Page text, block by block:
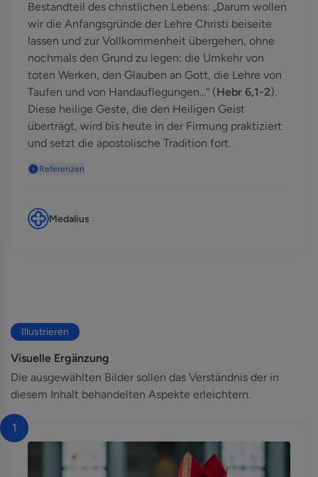
Bestandteil des christlichen Lebens: „Darum wollen
wir die Anfangsgründe der Lehre Christi beiseite
lassen und zur Vollkommenheit übergehen, ohne
nochmals den Grund zu legen: die Umkehr von
toten Werken, den Glauben an Gott, die Lehre von
Taufen und von Handauflegungen...“ (Hebr 6,1-2).
Diese heilige Geste, die den Heiligen Geist
überträgt, wird bis heute in der Firmung praktiziert
und setzt die apostolische Tradition fort.
Referenzen
Medalius
Illustrieren
Visuelle Ergänzung
Die ausgewählten Bilder sollen das Verständnis der in
diesem Inhalt behandelten Aspekte erleichtern.
1